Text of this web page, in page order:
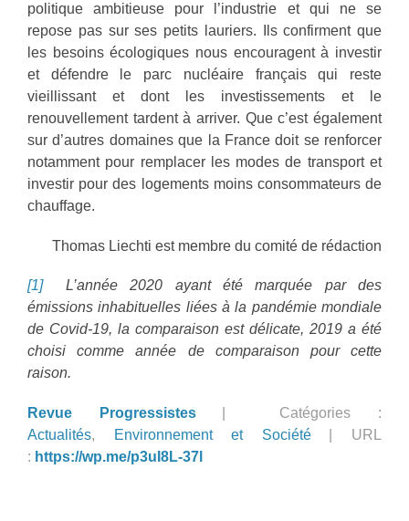
politique ambitieuse pour l’industrie et qui ne se
repose pas sur ses petits lauriers. Ils confirment que
les besoins écologiques nous encouragent à investir
et défendre le parc nucléaire français qui reste
vieillissant et dont les investissements et le
renouvellement tardent à arriver. Que c’est également
sur d’autres domaines que la France doit se renforcer
notamment pour remplacer les modes de transport et
investir pour des logements moins consommateurs de
chauffage.
Thomas Liechti est membre du comité de rédaction
[1]
L’année 2020 ayant été marquée par des
émissions inhabituelles liées à la pandémie mondiale
de Covid-19, la comparaison est délicate, 2019 a été
choisi comme année de comparaison pour cette
raison.
Revue Progressistes
| Catégories :
Actualités, Environnement et Société
| URL
: https://wp.me/p3uI8L-37l